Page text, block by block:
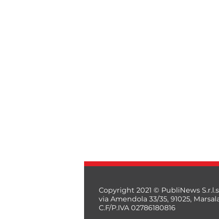
Copyright 2021 © PubliNews
via Amendola 33/35, 91025,
C.F/P.IVA 02786180816